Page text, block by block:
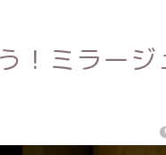
！ミラー